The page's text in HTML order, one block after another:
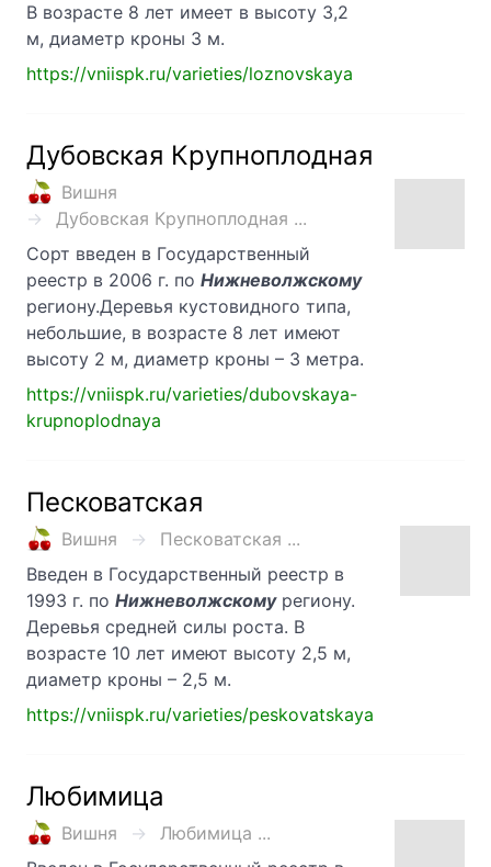
В возрасте 8 лет имеет в высоту 3,2
м, диаметр кроны 3 м.
https://vniispk.ru/varieties/loznovskaya
Дубовская Крупноплодная
Вишня
Дубовская Крупноплодная ...
Сорт введен в Государственный
реестр в 2006 г. по Нижневолжскому
региону.Деревья кустовидного типа,
небольшие, в возрасте 8 лет имеют
высоту 2 м, диаметр кроны – 3 метра.
https://vniispk.ru/varieties/dubovskaya-
krupnoplodnaya
Песковатская
Вишня
Песковатская ...
Введен в Государственный реестр в
1993 г. по Нижневолжскомурегиону.
Деревья средней силы роста. В
возрасте 10 лет имеют высоту 2,5 м,
диаметр кроны – 2,5 м.
https://vniispk.ru/varieties/peskovatskaya
Любимица
Вишня
Любимица ...